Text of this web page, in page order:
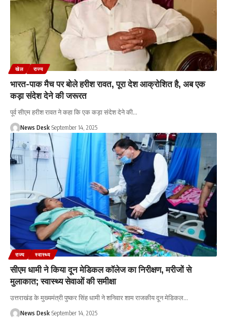
खेल राज्य
भारत-पाक मैच पर बोले हरीश रावत, पूरा देश आक्रोशित है, अब एक
कड़ा संदेश देने की जरूरत
पूर्व सीएम हरीश रावत ने कहा कि एक कड़ा संदेश देने की…
News Desk September 14, 2025
राज्य स्वास्थ्य
सीएम धामी ने किया दून मेडिकल कॉलेज का निरीक्षण, मरीजों से
मुलाकात; स्वास्थ्य सेवाओं की समीक्षा
उत्तराखंड के मुख्यमंत्री पुष्कर सिंह धामी ने शनिवार शाम राजकीय दून मेडिकल…
News Desk September 14, 2025